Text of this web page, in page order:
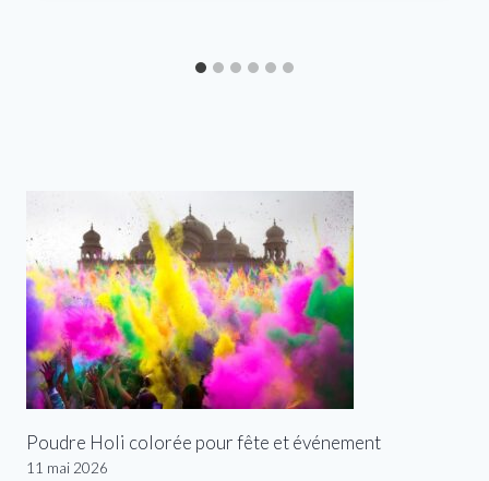
Poudre Holi colorée pour fête et événement
11 mai 2026